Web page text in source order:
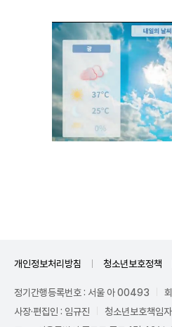
개인정보처리방침 청소년보호정책
정기간행등록번호 : 서울 아 00493
사장·편집인 : 임규진
청소년보호책임